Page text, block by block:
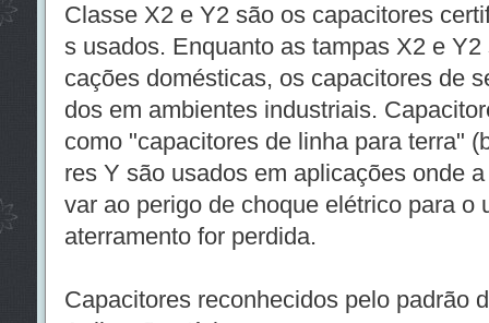
Classe X2 e Y2 são os capacitores
s usados. Enquanto as tampas X2 e
cações domésticas, os capacitores de
dos em ambientes industriais.
como "capacitores de linha para terra"
res Y são usados em aplicações onde
var ao perigo de choque elétrico para o
aterramento for perdida.
Capacitores reconhecidos pelo padrão